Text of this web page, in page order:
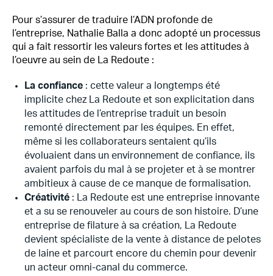
Pour s’assurer de traduire l’ADN profonde de
l’entreprise, Nathalie Balla a donc adopté un processus
qui a fait ressortir les valeurs fortes et les attitudes à
l’oeuvre au sein de La Redoute :
La confiance : cette valeur a longtemps été
implicite chez La Redoute et son explicitation dans
les attitudes de l’entreprise traduit un besoin
remonté directement par les équipes. En effet,
même si les collaborateurs sentaient qu’ils
évoluaient dans un environnement de confiance, ils
avaient parfois du mal à se projeter et à se montrer
ambitieux à cause de ce manque de formalisation.
Créativité : La Redoute est une entreprise innovante
et a su se renouveler au cours de son histoire. D’une
entreprise de filature à sa création, La Redoute
devient spécialiste de la vente à distance de pelotes
de laine et parcourt encore du chemin pour devenir
un acteur omni-canal du commerce.